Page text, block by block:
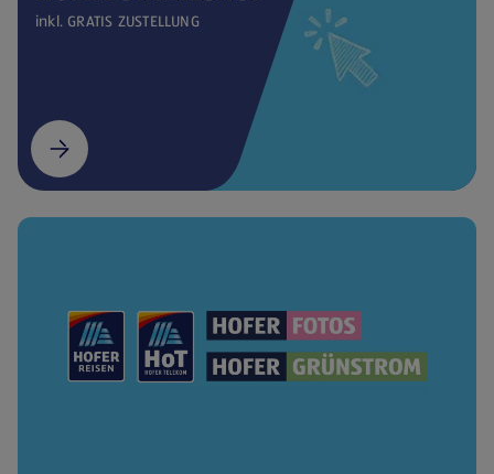
inkl. GRATIS ZUSTELLUNG
(öffnet in einem neuen Tab)